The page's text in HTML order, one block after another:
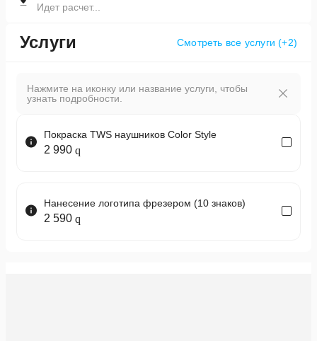
Идет расчет...
Услуги Смотреть все услуги (+2)
Нажмите на иконку или название услуги, чтобы
узнать подробности.
Покраска TWS наушников Color Style
2 990
Нанесение логотипа фрезером (10 знаков)
2 590